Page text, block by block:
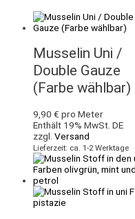
Musselin Uni /
Double Gauze
(Farbe wählbar)
9,90 € pro Meter
Enthält 19% MwSt. DE
zzgl. Versand
Lieferzeit: ca. 1-2 Werktage